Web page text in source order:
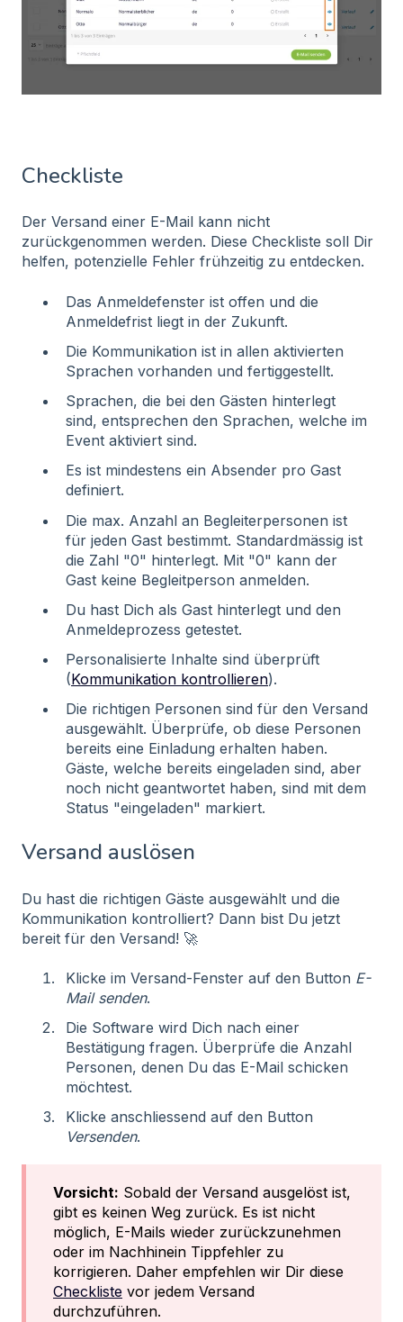
Checkliste
Der Versand einer E-Mail kann nicht
zurückgenommen werden. Diese Checkliste soll Dir
helfen, potenzielle Fehler frühzeitig zu entdecken.
Das Anmeldefenster ist offen und die
Anmeldefrist liegt in der Zukunft.
Die Kommunikation ist in allen aktivierten
Sprachen vorhanden und fertiggestellt.
Sprachen, die bei den Gästen hinterlegt
sind, entsprechen den Sprachen, welche im
Event aktiviert sind.
Es ist mindestens ein Absender pro Gast
definiert.
Die max. Anzahl an Begleiterpersonen ist
für jeden Gast bestimmt. Standardmässig ist
die Zahl "0" hinterlegt. Mit "0" kann der
Gast keine Begleitperson anmelden.
Du hast Dich als Gast hinterlegt und den
Anmeldeprozess getestet.
Personalisierte Inhalte sind überprüft
(Kommunikation kontrollieren).
Die richtigen Personen sind für den Versand
ausgewählt. Überprüfe, ob diese Personen
bereits eine Einladung erhalten haben.
Gäste, welche bereits eingeladen sind, aber
noch nicht geantwortet haben, sind mit dem
Status "eingeladen" markiert.
Versand auslösen
Du hast die richtigen Gäste ausgewählt und die
Kommunikation kontrolliert? Dann bist Du jetzt
bereit für den Versand! 🚀
Klicke im Versand-Fenster auf den Button E-
Mail senden.
Die Software wird Dich nach einer
Bestätigung fragen. Überprüfe die Anzahl
Personen, denen Du das E-Mail schicken
möchtest.
Klicke anschliessend auf den Button
Versenden.
Vorsicht: Sobald der Versand ausgelöst ist,
gibt es keinen Weg zurück. Es ist nicht
möglich, E-Mails wieder zurückzunehmen
oder im Nachhinein Tippfehler zu
korrigieren. Daher empfehlen wir Dir diese
Checkliste vor jedem Versand
durchzuführen.